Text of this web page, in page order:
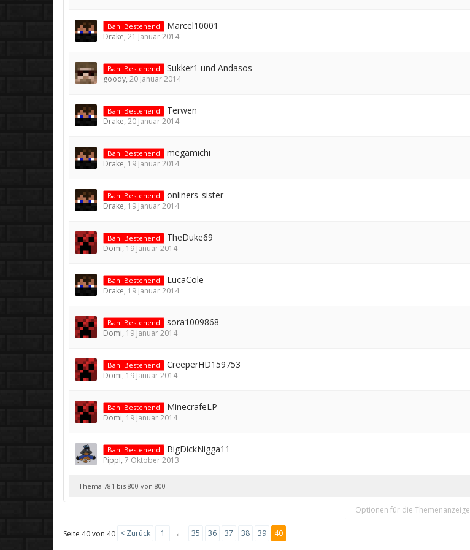
Ban: Bestehend Marcel10001
Drake, 21 Januar 2014
Ban: Bestehend Sukker1 und Andasos
goody, 20 Januar 2014
Ban: Bestehend Terwen
Drake, 20 Januar 2014
Ban: Bestehend megamichi
Drake, 19 Januar 2014
Ban: Bestehend onliners_sister
Drake, 19 Januar 2014
Ban: Bestehend TheDuke69
Domi, 19 Januar 2014
Ban: Bestehend LucaCole
Drake, 19 Januar 2014
Ban: Bestehend sora1009868
Domi, 19 Januar 2014
Ban: Bestehend CreeperHD159753
Domi, 19 Januar 2014
Ban: Bestehend MinecrafeLP
Domi, 19 Januar 2014
Ban: Bestehend BigDickNigga11
Pippl, 7 Oktober 2013
Thema 781 bis 800 von 800
Optionen für die Themenanzeige
Seite 40 von 40 < Zurück 1 ← 35 36 37 38 39 40